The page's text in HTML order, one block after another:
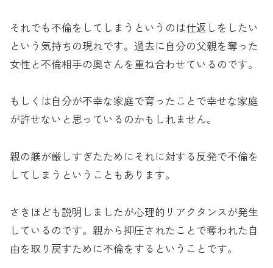
それでも不倫をしてしまうというのは仕返しをしたい
という気持ちの現れです。過去に自分の父親を奪った
女性と不倫相手の奥さんを重ね合わせているのです。
もしくは自分が不幸な家庭で育ったことで幸せな家庭
が許せないと思っているのかもしれません。
親の躾が厳しすぎたためにそれに対する反発で不倫を
してしまうということもあります。
さきほども説明しましたが心理的リアクタンスが発生
しているのです。親から抑圧されたことで奪われた自
由を取り戻すために不倫をするということです。